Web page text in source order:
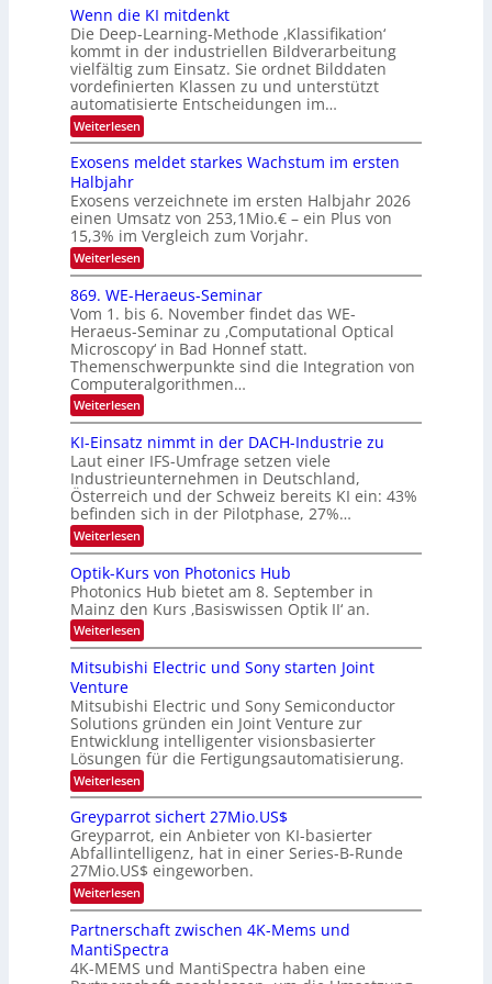
O
N
T
e
c
h
T
a
k
s
n
a
u
f
d
e
r
V
S
I
O
N
2
0
2
6
u
n
g
z
u
E
l
e
t
r
o
n
k
-
u
n
d
B
i
l
d
v
e
r
a
r
b
e
i
n
g
s
-
T
e
n
d
s
Wenn die KI mitdenkt
Die Deep-Learning-Methode ‚Klassifikation‘
kommt in der industriellen Bildverarbeitung
vielfältig zum Einsatz. Sie ordnet Bilddaten
vordefinierten Klassen zu und unterstützt
automatisierte Entscheidungen im…
Weiterlesen:
W
n
d
i
e
K
I
m
i
t
d
e
n
k
t
Exosens meldet starkes Wachstum im ersten
Halbjahr
Exosens verzeichnete im ersten Halbjahr 2026
einen Umsatz von 253,1Mio.€ – ein Plus von
15,3% im Vergleich zum Vorjahr.
Weiterlesen:
E
x
o
s
e
n
s
m
e
l
d
e
t
s
t
a
r
k
e
W
a
c
h
s
u
i
m
e
r
s
t
e
n
H
a
l
b
j
a
r
869. WE-Heraeus-Seminar
Vom 1. bis 6. November findet das WE-
Heraeus-Seminar zu ‚Computational Optical
Microscopy‘ in Bad Honnef statt.
Themenschwerpunkte sind die Integration von
Computeralgorithmen…
Weiterlesen:
8
9
.
W
E
-
H
e
r
a
e
u
s
-
S
e
n
a
r
KI-Einsatz nimmt in der DACH-Industrie zu
Laut einer IFS-Umfrage setzen viele
Industrieunternehmen in Deutschland,
Österreich und der Schweiz bereits KI ein: 43%
befinden sich in der Pilotphase, 27%…
Weiterlesen:
K
-
E
i
n
s
t
n
m
m
t
i
n
d
e
r
D
A
C
H
I
n
d
u
Optik-Kurs von Photonics Hub
Photonics Hub bietet am 8. September in
Mainz den Kurs ‚Basiswissen Optik II‘ an.
Weiterlesen:
O
p
t
k
-
K
u
r
s
v
o
n
P
h
o
t
o
n
i
c
Mitsubishi Electric und Sony starten Joint
Venture
Mitsubishi Electric und Sony Semiconductor
Solutions gründen ein Joint Venture zur
Entwicklung intelligenter visionsbasierter
Lösungen für die Fertigungsautomatisierung.
Weiterlesen:
M
t
s
u
b
i
s
h
i
E
e
Greyparrot sichert 27Mio.US$
Greyparrot, ein Anbieter von KI-basierter
Abfallintelligenz, hat in einer Series-B-Runde
27Mio.US$ eingeworben.
Weiterlesen:
G
r
e
y
p
Partnerschaft zwischen 4K-Mems und
MantiSpectra
4K-MEMS und MantiSpectra haben eine